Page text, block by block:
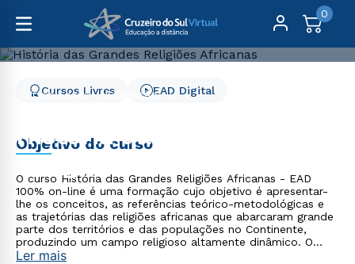
0
Cursos Livres
Educação
História das Grandes
Religiões Africanas
Cursos Livres EAD Digital
Objetivo do curso
O curso História das Grandes Religiões Africanas - EAD
100% on-line é uma formação cujo objetivo é apresentar-
lhe os conceitos, as referências teórico-metodológicas e
as trajetórias das religiões africanas que abarcaram grande
parte dos territórios e das populações no Continente,
produzindo um campo religioso altamente dinâmico. O
período abarcado será dos séculos V ao XIX. A seleção
Ler mais